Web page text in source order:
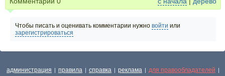
Чтобы писать и оценивать комментарии нужно войти или
зарегистрироваться
администрация | правила | справка | реклама | для правообладателей |